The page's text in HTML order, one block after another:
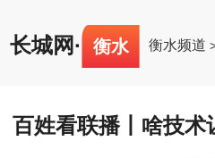
长城网· 衡水 衡水频道
百姓看联播丨啥技术